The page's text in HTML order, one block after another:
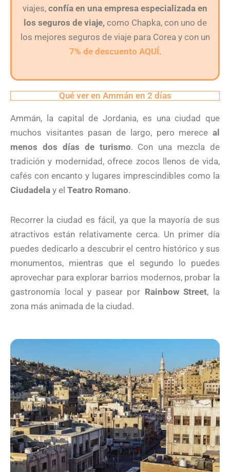
viajes, confía en una empresa especializada en
los seguros de viaje,como Chapka, con uno de
los mejores seguros de viaje para Corea y con un
7% de descuento AQUÍ.
Qué ver en Ammán en 2 días
Ammán, la capital de Jordania, es una ciudad que
muchos visitantes pasan de largo, pero merece al
menos dos días de turismo. Con una mezcla de
tradición y modernidad, ofrece zocos llenos de vida,
cafés con encanto y lugares imprescindibles como la
Ciudadela y el Teatro Romano.
Recorrer la ciudad es fácil, ya que la mayoría de sus
atractivos están relativamente cerca. Un primer día
puedes dedicarlo a descubrir el centro histórico y sus
monumentos, mientras que el segundo lo puedes
aprovechar para explorar barrios modernos, probar la
gastronomía local y pasear por Rainbow Street, la
zona más animada de la ciudad.